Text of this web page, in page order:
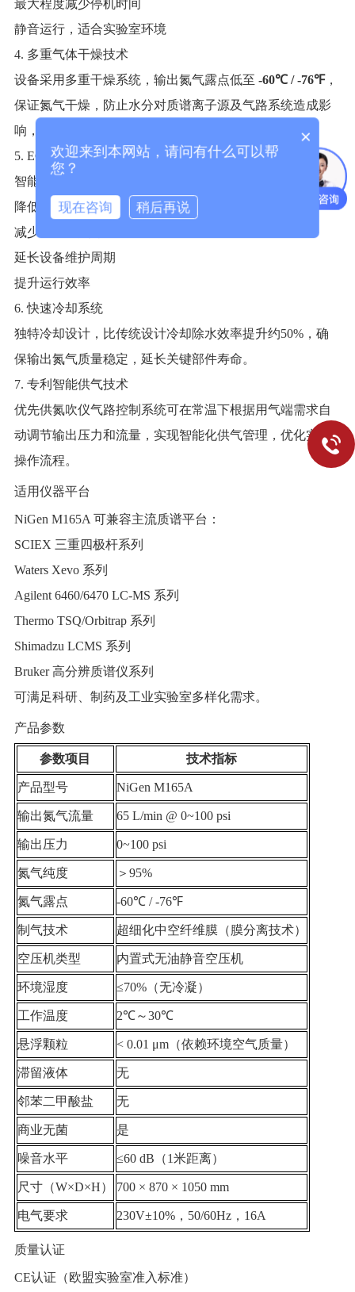
最大程度减少停机时间
静音运行，适合实验室环境
4. 多重气体干燥技术
设备采用多重干燥系统，输出氮气露点低至 -60℃ / -76℉，
保证氮气干燥，防止水分对质谱离子源及气路系统造成影
响，提高分析结果的稳定性和重复性。
5. ECO节能模式（选配）
智能感应供气，根据实际用气量自动调节气体流量：
降低能耗
减少空压机负荷
延长设备维护周期
提升运行效率
6. 快速冷却系统
独特冷却设计，比传统设计冷却除水效率提升约50%，确
保输出氮气质量稳定，延长关键部件寿命。
7. 专利智能供气技术
优先供氮吹仪气路控制系统可在常温下根据用气端需求自
动调节输出压力和流量，实现智能化供气管理，优化实验
操作流程。
适用仪器平台
NiGen M165A 可兼容主流质谱平台：
SCIEX 三重四极杆系列
Waters Xevo 系列
Agilent 6460/6470 LC-MS 系列
Thermo TSQ/Orbitrap 系列
Shimadzu LCMS 系列
Bruker 高分辨质谱仪系列
可满足科研、制药及工业实验室多样化需求。
产品参数
参数项目 技术指标
产品型号 NiGen M165A
输出氮气流量 65 L/min @ 0~100 psi
输出压力 0~100 psi
氮气纯度 ＞95%
氮气露点 -60℃ / -76℉
制气技术 超细化中空纤维膜（膜分离技术）
空压机类型 内置式无油静音空压机
环境湿度 ≤70%（无冷凝）
工作温度 2℃～30℃
悬浮颗粒 < 0.01 μm（依赖环境空气质量）
滞留液体 无
邻苯二甲酸盐 无
商业无菌 是
噪音水平 ≤60 dB（1米距离）
尺寸（W×D×H） 700 × 870 × 1050 mm
电气要求 230V±10%，50/60Hz，16A
质量认证
CE认证（欧盟实验室准入标准）
×
欢迎来到本网站，请问有什么可以帮
您？
现在咨询 稍后再说